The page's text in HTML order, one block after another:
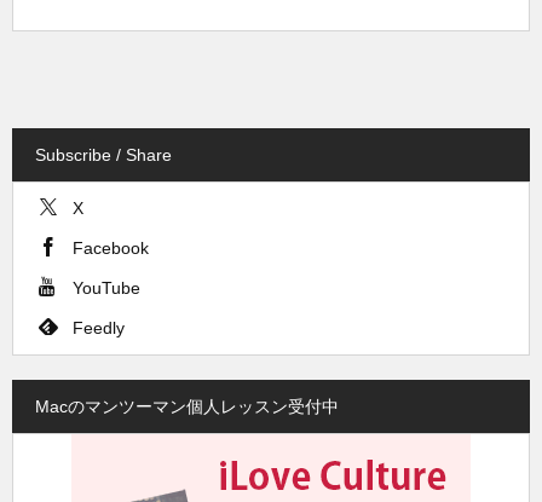
Subscribe / Share
X
Facebook
YouTube
Feedly
Macのマンツーマン個人レッスン受付中